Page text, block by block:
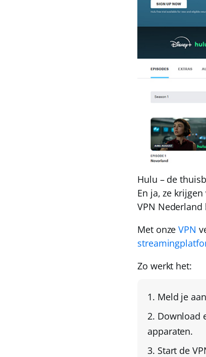
Hulu – de
En ja, ze
VPN Nederland
Met onzeVPN
Zo werkt het:
Meld je
Download
apparaten.
Start de